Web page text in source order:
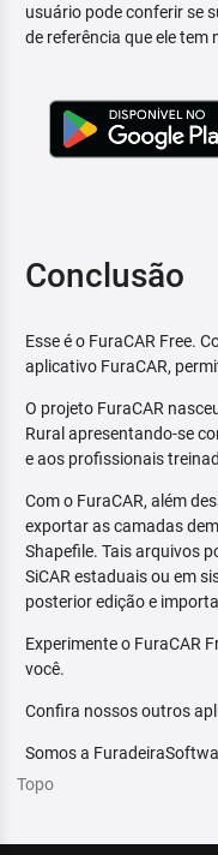
usuário pode conferir se
de referência que ele tem
Conclusão
Esse é o FuraCAR Free.
aplicativo FuraCAR,
O projeto FuraCAR
Rural apresentando-se
e aos profissionais
Com o FuraCAR, além
exportar as camadas
Shapefile. Tais arquivos
SiCAR estaduais ou em
posterior edição e
Experimente o FuraCAR
você.
Confira nossos outros
Somos a
Topo